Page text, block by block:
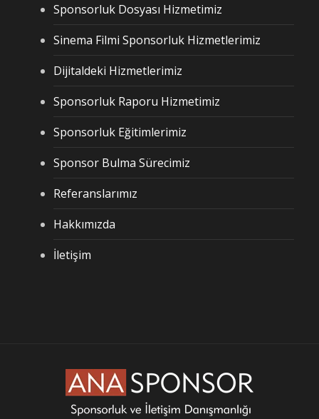
Sponsorluk Dosyası Hizmetimiz
Sinema Filmi Sponsorluk Hizmetlerimiz
Dijitaldeki Hizmetlerimiz
Sponsorluk Raporu Hizmetimiz
Sponsorluk Eğitimlerimiz
Sponsor Bulma Sürecimiz
Referanslarımız
Hakkımızda
İletişim